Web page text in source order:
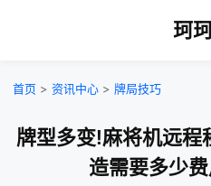
珂
首页 > 资讯中心 > 牌局技巧
牌型多变!麻将机远程
造需要多少